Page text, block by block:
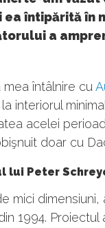
ea întipărită
a
întâlnire cu
interiorul
acelei
doar cu
lui Peter
mici
1994.